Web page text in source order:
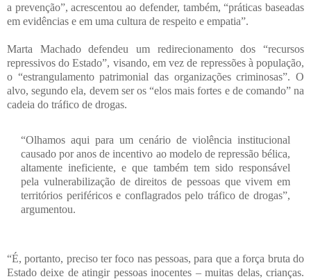
a prevenção”, acrescentou ao defender, também, “práticas baseadas
em evidências e em uma cultura de respeito e empatia”.
Marta Machado defendeu um redirecionamento dos “recursos
repressivos do Estado”, visando, em vez de repressões à população,
o “estrangulamento patrimonial das organizações criminosas”. O
alvo, segundo ela, devem ser os “elos mais fortes e de comando” na
cadeia do tráfico de drogas.
“Olhamos aqui para um cenário de violência institucional
causado por anos de incentivo ao modelo de repressão bélica,
altamente ineficiente, e que também tem sido responsável
pela vulnerabilização de direitos de pessoas que vivem em
territórios periféricos e conflagrados pelo tráfico de drogas”,
argumentou.
“É, portanto, preciso ter foco nas pessoas, para que a força bruta do
Estado deixe de atingir pessoas inocentes – muitas delas, crianças.